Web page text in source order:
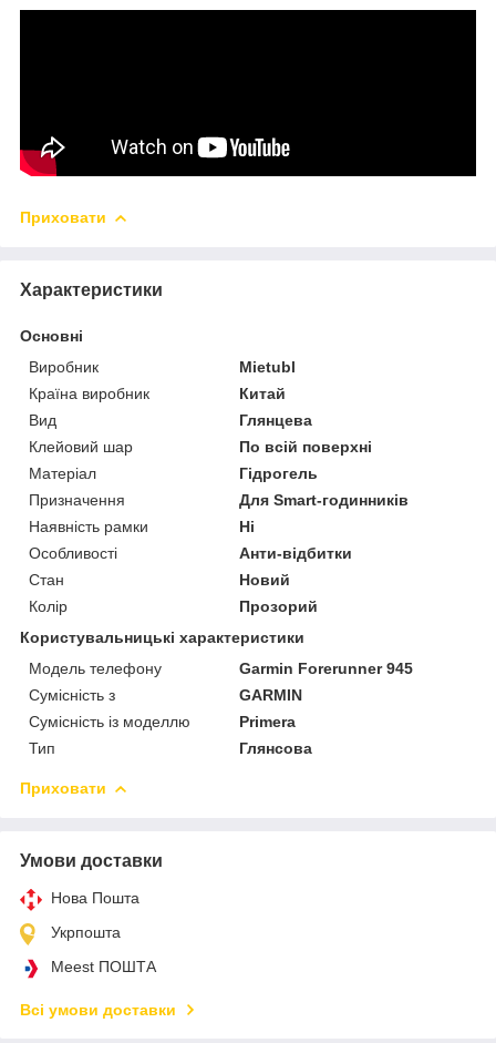
Приховати
Характеристики
Основні
Виробник
Mietubl
Країна виробник
Китай
Вид
Глянцева
Клейовий шар
По всій поверхні
Матеріал
Гідрогель
Призначення
Для Smart-годинників
Наявність рамки
Ні
Особливості
Анти-відбитки
Стан
Новий
Колір
Прозорий
Користувальницькі характеристики
Модель телефону
Garmin Forerunner 945
Сумісність з
GARMIN
Сумісність із моделлю
Primera
Тип
Глянсова
Приховати
Умови доставки
Нова Пошта
Укрпошта
Meest ПОШТА
Всі умови доставки